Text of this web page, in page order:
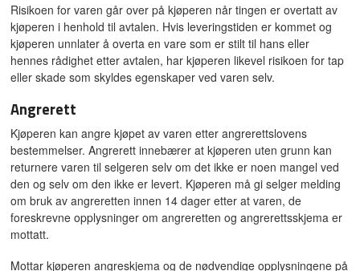
Risikoen for varen går over på kjøperen når tingen er overtatt av
kjøperen i henhold til avtalen. Hvis leveringstiden er kommet og
kjøperen unnlater å overta en vare som er stilt til hans eller
hennes rådighet etter avtalen, har kjøperen likevel risikoen for tap
eller skade som skyldes egenskaper ved varen selv.
Angrerett
Kjøperen kan angre kjøpet av varen etter angrerettslovens
bestemmelser. Angrerett innebærer at kjøperen uten grunn kan
returnere varen til selgeren selv om det ikke er noen mangel ved
den og selv om den ikke er levert. Kjøperen må gi selger melding
om bruk av angreretten innen 14 dager etter at varen, de
foreskrevne opplysninger om angreretten og angrerettsskjema er
mottatt.
Mottar kjøperen angreskjema og de nødvendige opplysningene på